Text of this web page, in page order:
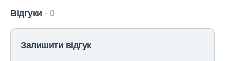
Відгуки 0
Залишити відгук